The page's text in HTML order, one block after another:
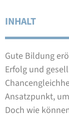
INHALT
Gute Bildung
Erfolg und
Ansatzpunkt,
Doch wie